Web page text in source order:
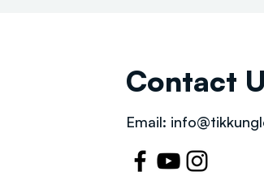
Contact
Email: